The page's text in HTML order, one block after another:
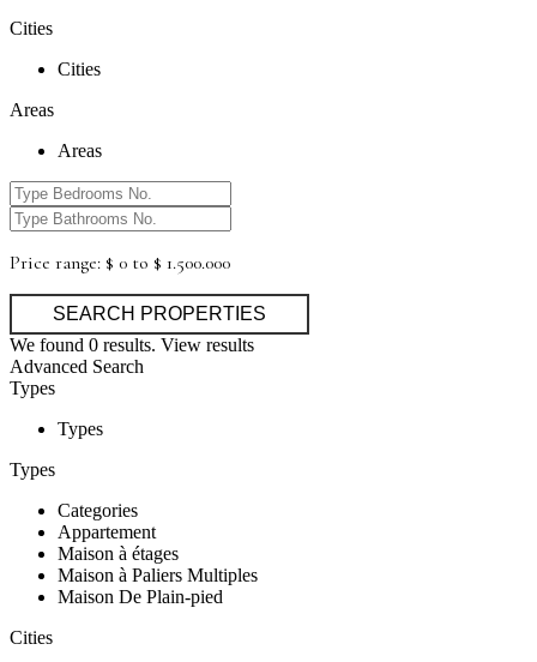
Cities
Cities
Areas
Areas
Price range: $ 0 to $ 1.500.000
We found 0 results. View results
Advanced Search
Types
Types
Types
Categories
Appartement
Maison à étages
Maison à Paliers Multiples
Maison De Plain-pied
Cities